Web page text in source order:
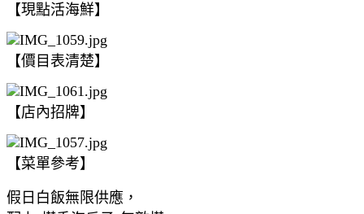
【現點活海鮮】
【價目表清楚】
【店內招牌】
【菜單參考】
假日白飯無限供應，